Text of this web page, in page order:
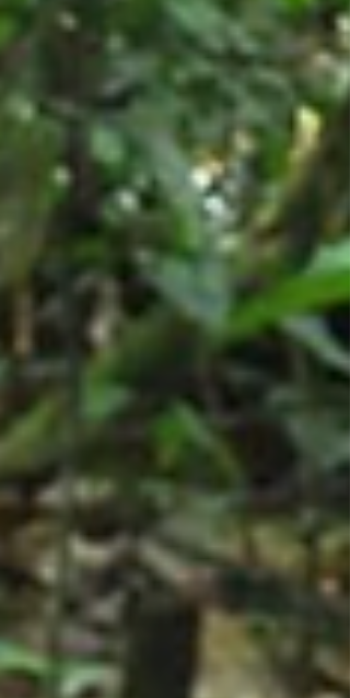
este miércoles (27/5), en Manaos (Amazonas),
inversión de R$ 150 millones del Fondo
Amazonía en el programa "Desafíos de la
Amazonía" (Desafios da Amazônia) para
impulsar proyectos de investigación, desarrollo
innovación orientados a resolver desafíos co